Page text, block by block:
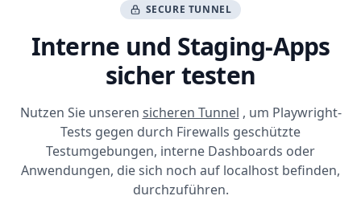
SECURE TUNNEL
Interne und Staging-Apps
sicher testen
Nutzen Sie unseren sicheren Tunnel , um Playwright-
Tests gegen durch Firewalls geschützte
Testumgebungen, interne Dashboards oder
Anwendungen, die sich noch auf localhost befinden,
durchzuführen.